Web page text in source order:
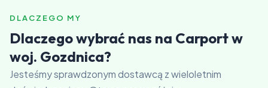
DLACZEGO MY
Dlaczego wybrać nas na Carport w
woj. Gozdnica?
Jesteśmy sprawdzonym dostawcą z wieloletnim